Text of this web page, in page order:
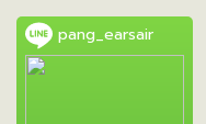
pang_earsair